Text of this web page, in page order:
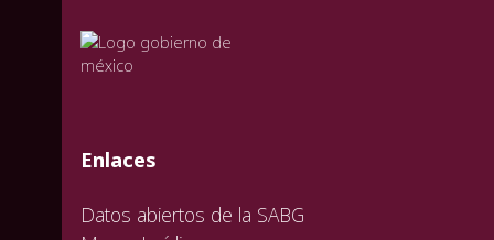
valida
valida
valida
Enlaces
Datos abiertos de la SABG